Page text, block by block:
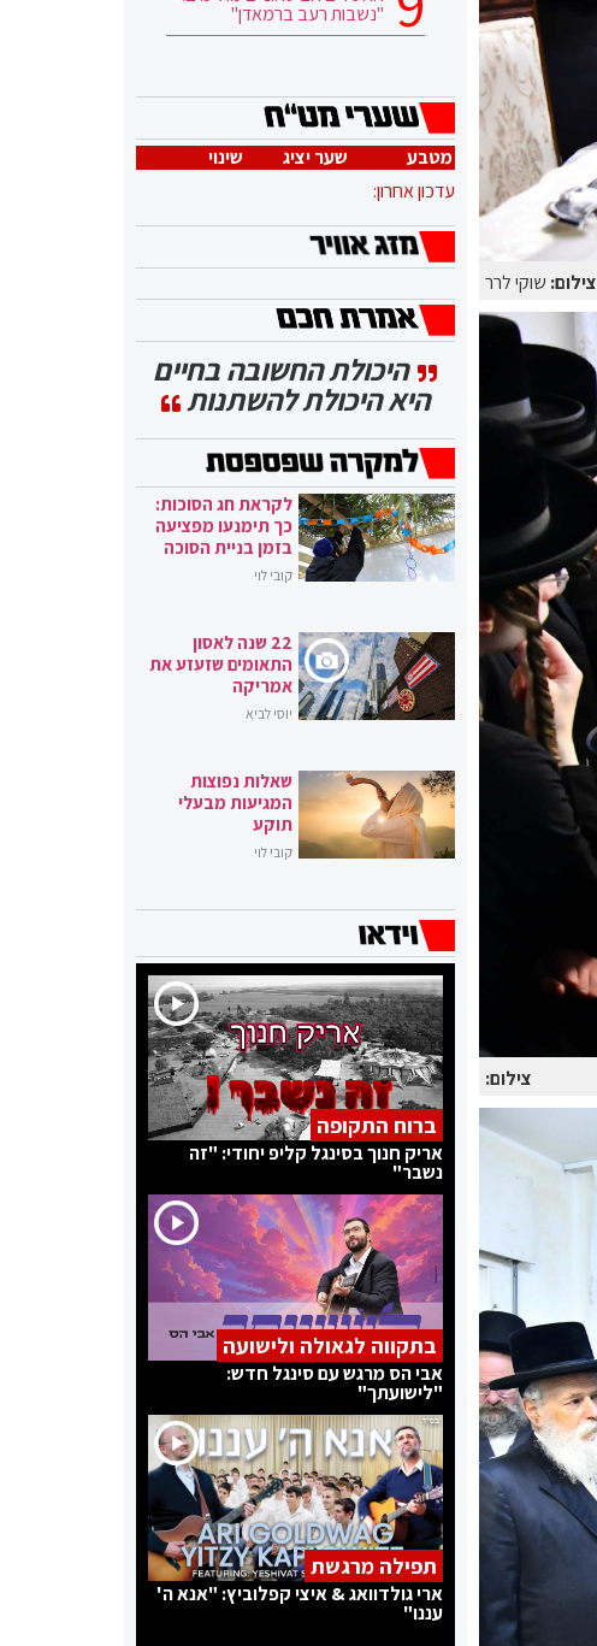
צילום: שוקי לרר
צילום:
"נשבות רעב ברמאדן"
מטבע שער יציג
שינוי
עדכון אחרון:
היכולת החשובה בחיים
היא היכולת להשתנות
לקראת חג הסוכות:
כך תימנעו מפציעה
בזמן בניית הסוכה
קובי לוי
22 שנה לאסון
התאומים שזעזע את
אמריקה
יוסי לביא
שאלות נפוצות
המגיעות מבעלי
תוקע
קובי לוי
ברוח התקופה
אריק חנוך בסינגל קליפ יחודי: "זה
נשבר"
בתקווה לגאולה ולישועה
אבי הס מרגש עם סינגל חדש:
"לישועתך"
תפילה מרגשת
ארי גולדוואג & איצי קפלוביץ: "אנא ה'
עננו"